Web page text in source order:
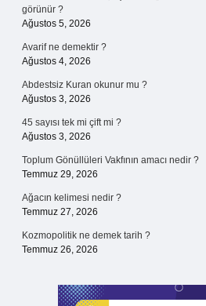
görünür ?
Ağustos 5, 2026
Avarif ne demektir ?
Ağustos 4, 2026
Abdestsiz Kuran okunur mu ?
Ağustos 3, 2026
45 sayısı tek mi çift mi ?
Ağustos 3, 2026
Toplum Gönüllüleri Vakfının amacı nedir ?
Temmuz 29, 2026
Ağacın kelimesi nedir ?
Temmuz 27, 2026
Kozmopolitik ne demek tarih ?
Temmuz 26, 2026